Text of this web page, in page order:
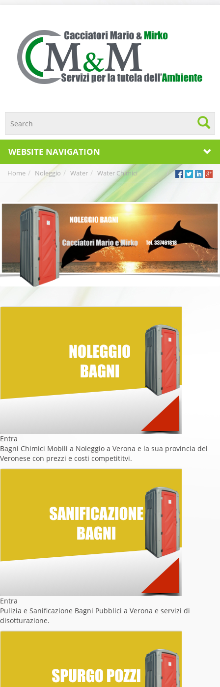
WEBSITE NAVIGATION
Home Noleggio Water Water Chimici
Entra
Bagni Chimici Mobili a Noleggio a Verona e la sua provincia del
Veronese con prezzi e costi competititvi.
Entra
Pulizia e Sanificazione Bagni Pubblici a Verona e servizi di
disotturazione.